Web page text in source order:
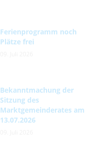
Ferienprogramm noch
Plätze frei
Bekanntmachung der
Sitzung des
Marktgemeinderates am
13.07.2026